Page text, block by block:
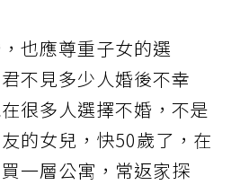
也應尊重子女的選
不見多少人婚後不幸
很多人選擇不婚，不是
的女兒，快50歲了，在
一層公寓，常返家探